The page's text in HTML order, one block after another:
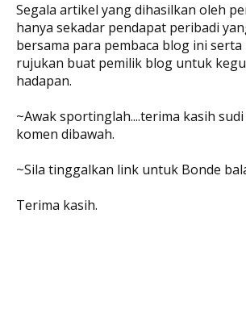
Segala artikel yang dihasilkan oleh
hanya sekadar pendapat peribadi
bersama para pembaca blog ini
rujukan buat pemilik blog untuk
hadapan.
~Awak sportinglah....terima kasih
komen dibawah.
~Sila tinggalkan link untuk Bonde
Terima kasih.